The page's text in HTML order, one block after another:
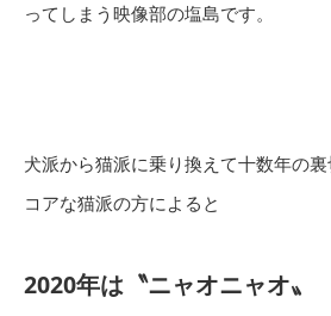
ってしまう映像部の塩島です。
犬派から猫派に乗り換えて十数年の裏
コアな猫派の方によると
2020年は〝ニャオニャオ〟